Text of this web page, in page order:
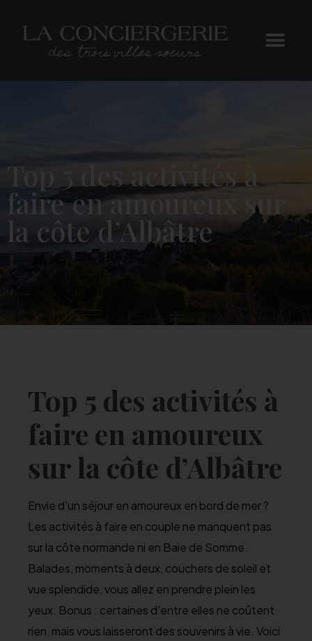
Top 5 des activités à
faire en amoureux sur
la côte d’Albâtre
Top 5 des activités à
faire en amoureux
sur la côte d’Albâtre
Envie d’un séjour en amoureux en bord de mer ?
Les activités à faire en couple ne manquent pas
sur la côte normande ni en Baie de Somme.
Balades, moments à deux, couchers de soleil et
vue splendide, vous allez en prendre plein les
yeux. Bonus : certaines d’entre elles ne coûtent
rien, mais vous laisseront des souvenirs à vie. Voici